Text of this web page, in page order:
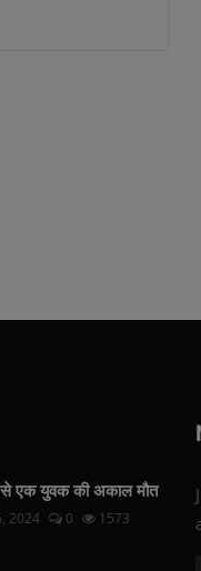
एक युवक की अकाल मौत
2024 0 1573